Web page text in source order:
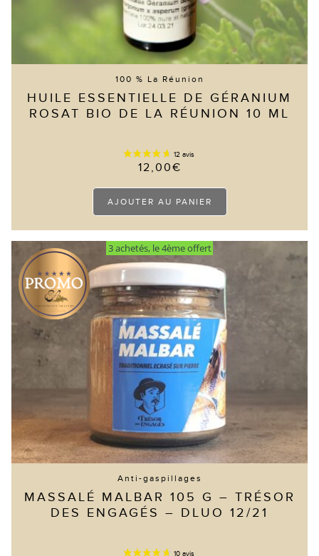
100 % La Réunion
HUILE ESSENTIELLE DE GÉRANIUM
ROSAT BIO DE LA RÉUNION 10 ML
12,00€
AJOUTER AU PANIER
3 achetés, le 4ème offert
Anti-gaspillages
MASSALÉ MALBAR 105 G – TRÉSOR
DES ENGAGÉS – DLUO 12/21